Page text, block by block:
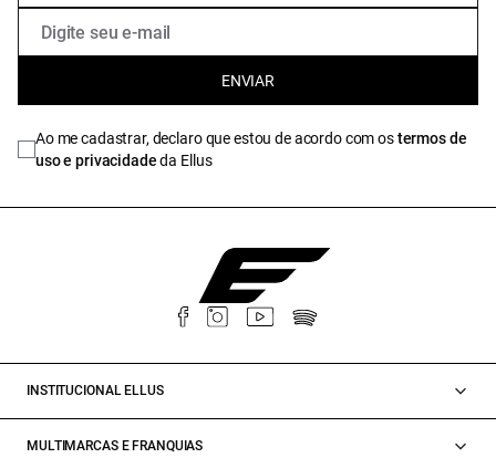
ENVIAR
Ao me cadastrar, declaro que estou de acordo com ostermos de
uso e privacidadeda Ellus
INSTITUCIONAL ELLUS
MULTIMARCAS E FRANQUIAS